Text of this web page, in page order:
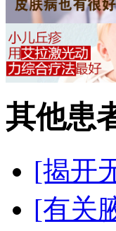
其他患
[揭开
[有关